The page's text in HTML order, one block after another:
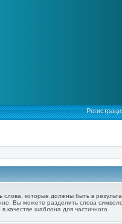
слова, которые должны быть в
Вы можете разделить слова
в качестве шаблона для частичного